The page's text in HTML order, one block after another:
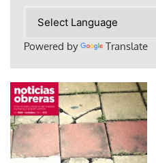
Powered by Translate